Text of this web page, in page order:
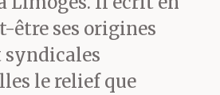
être ses origines
syndicales
le relief que